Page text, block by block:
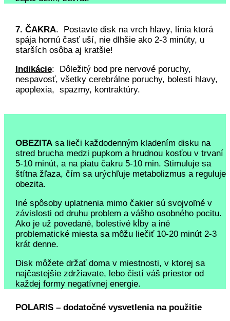
7. ČAKRA. Postavte disk na vrch hlavy, línia ktorá
spája hornú časť uší, nie dlhšie ako 2-3 minúty, u
starších osôba aj kratšie!
Indikácie: Dôležitý bod pre nervové poruchy,
nespavosť, všetky cerebrálne poruchy, bolesti hlavy,
apoplexia, spazmy, kontraktúry.
OBEZITAsa lieči každodenným kladením disku na
stred brucha medzi pupkom a hrudnou kosťou v trvaní
5-10 minút, a na piatu čakru 5-10 min. Stimuluje sa
štítna žľaza, čím sa urýchľuje metabolizmus a reguluje
obezita.
Iné spôsoby uplatnenia mimo čakier sú svojvoľné v
závislosti od druhu problem a vášho osobného pocitu.
Ako je už povedané, bolestivé kĺby a iné
problematické miesta sa môžu liečiť 10-20 minút 2-3
krát denne.
Disk môžete držať doma v miestnosti, v ktorej sa
najčastejšie zdržiavate, lebo čistí váš priestor od
každej formy negatívnej energie.
POLARIS– dodatočné vysvetlenia na použitie